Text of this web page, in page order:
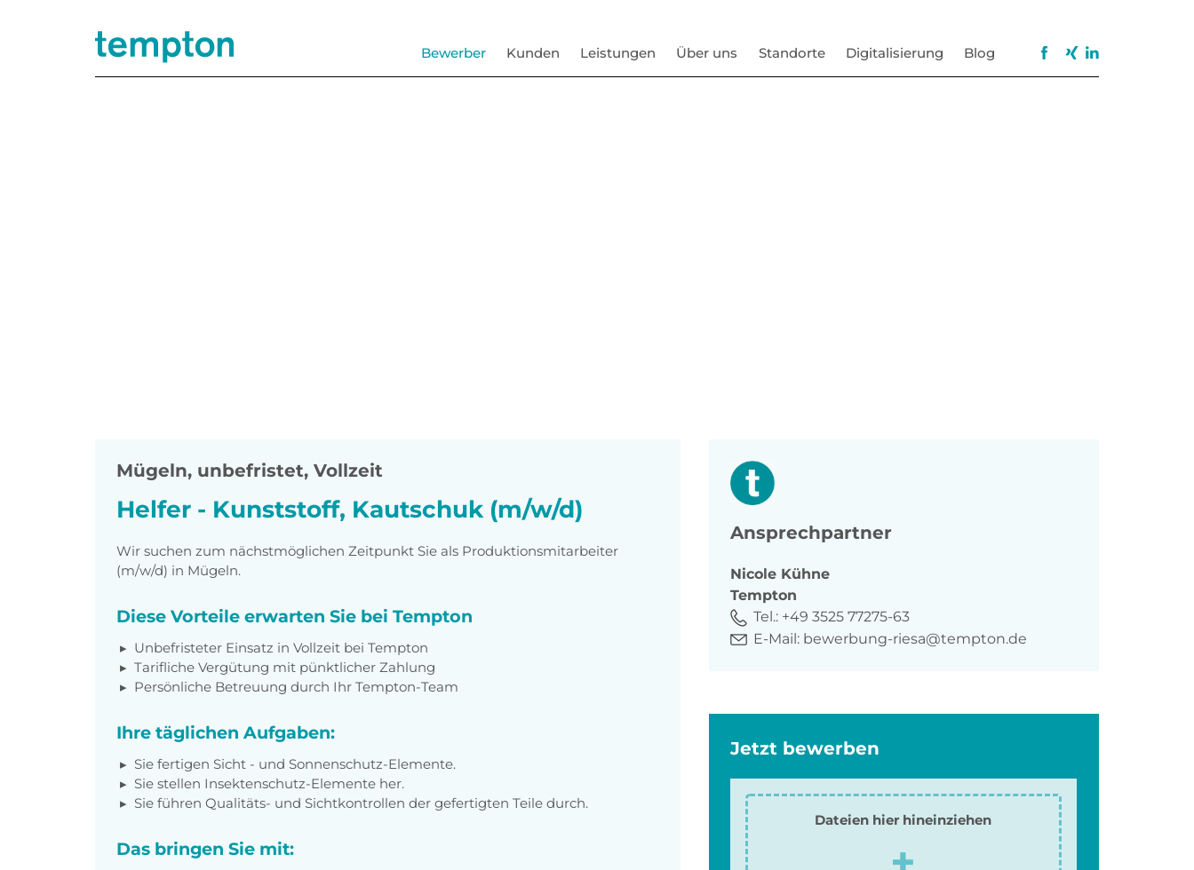
Bewerber Kunden Leistungen Über uns Standorte Digitalisierung Blog
Mügeln, unbefristet, Vollzeit
Helfer - Kunststoff, Kautschuk (m/w/d)
Wir suchen zum nächstmöglichen Zeitpunkt Sie als Produktionsmitarbeiter
(m/w/d) in Mügeln.
Diese Vorteile erwarten Sie bei Tempton
Unbefristeter Einsatz in Vollzeit bei Tempton
Tarifliche Vergütung mit pünktlicher Zahlung
Persönliche Betreuung durch Ihr Tempton-Team
Ihre täglichen Aufgaben:
Sie fertigen Sicht - und Sonnenschutz-Elemente.
Sie stellen Insektenschutz-Elemente her.
Sie führen Qualitäts- und Sichtkontrollen der gefertigten Teile durch.
Das bringen Sie mit:
Ansprechpartner
Nicole Kühne
Tempton
Tel.: +49 3525 77275-63
E-Mail: bewerbung-riesa@tempton.de
Jetzt bewerben
Dateien hier hineinziehen